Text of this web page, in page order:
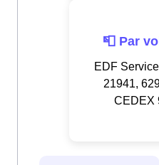
📮 Par
EDF
21941,
CEDEX